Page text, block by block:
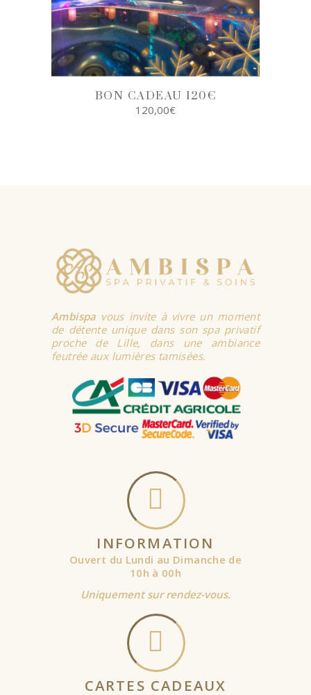
BON CADEAU 120€
120,00€
Ambispa vous invite à vivre un moment
de détente unique dans son spa privatif
proche de Lille, dans une ambiance
feutrée aux lumières tamisées.
INFORMATION
Ouvert du Lundi au Dimanche de
10h à 00h
Uniquement sur rendez-vous.
CARTES CADEAUX